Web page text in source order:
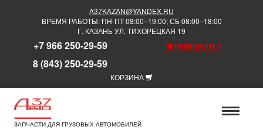
A37KAZAN@YANDEX.RU
ВРЕМЯ РАБОТЫ: ПН-ПТ 08:00–19:00; СБ 08:00–18:00
Г. КАЗАНЬ УЛ. ТИХОРЕЦКАЯ 19
+7 966 250-29-59
8 (843) 250-29-59
ПЕРЕЗВОНИТЬ?
КОРЗИНА
ЗАПЧАСТИ ДЛЯ ГРУЗОВЫХ АВТОМОБИЛЕЙ